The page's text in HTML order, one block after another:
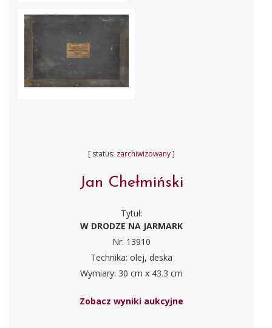
[ status: zarchiwizowany]
Jan Chełmiński
Tytuł:
W DRODZE NA JARMARK
Nr: 13910
Technika: olej, deska
Wymiary: 30 cm x 43.3 cm
Zobacz wyniki aukcyjne